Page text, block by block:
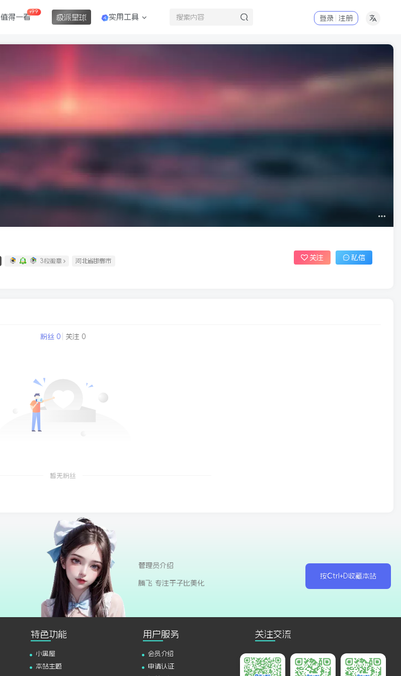
值得一看
+99
极派星球 实用工具 登录 注册
3枚徽章 河北省邯郸市 关注 私信
粉丝 0 关注 0
暂无粉丝
按Ctrl+D收藏本站
管理员介绍
腾飞 专注于子比美化
特色功能
小黑屋
本站主题
用户服务
会员介绍
申请认证
关注交流